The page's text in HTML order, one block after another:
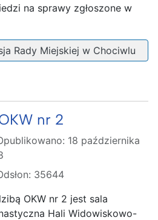
na sprawy zgłoszone w
Rady Miejskiej w Chociwlu
nr 2
18 października
35644
OKW nr 2 jest sala
Hali Widowiskowo-